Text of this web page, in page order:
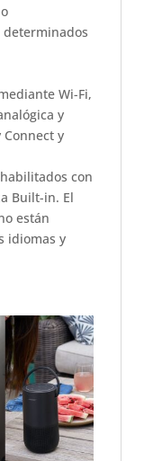
determinados
Wi-Fi,
y
y
con
Built-in. El
están
idiomas y